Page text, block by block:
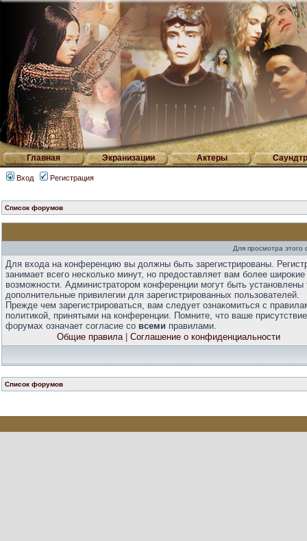
Главная Экранизации Актеры
Вход Регистрация
Список форумов
Для просмотра
Для входа на конференцию вы должны быть зарегистрированы.
занимает всего несколько минут, но предоставляет вам более широкие
возможности. Администратором конференции могут быть установлены
дополнительные привилегии для зарегистрированных пользователей.
Прежде чем зарегистрироваться, вам следует ознакомиться с
политикой, принятыми на конференции. Помните, что ваше
форумах означает согласие со всеми правилами.
Общие правила| Соглашение о конфиденциальности
Список форумов